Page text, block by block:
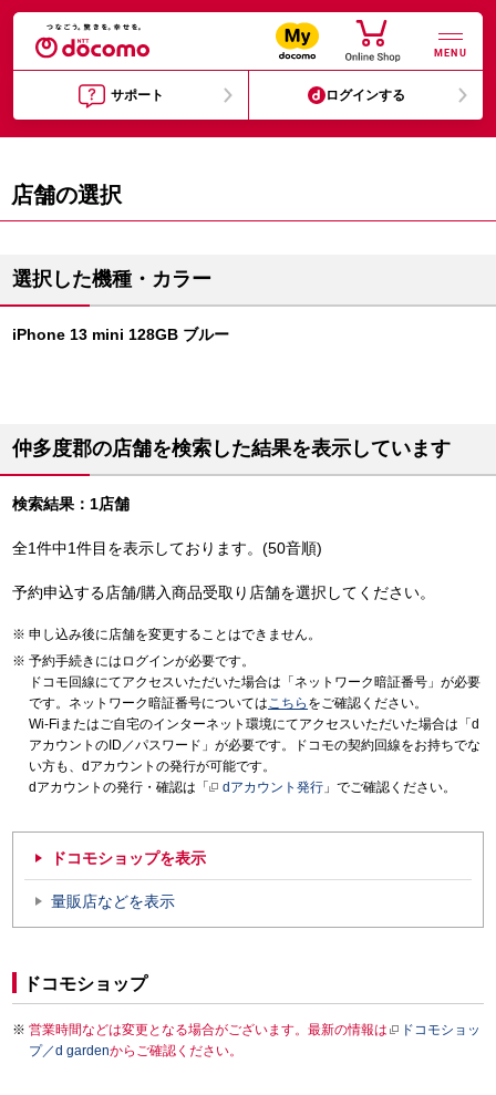
MENU
サポート ログインする
店舗の選択
選択した機種・カラー
iPhone 13 mini 128GB ブルー
仲多度郡の店舗を検索した結果を表示しています
検索結果：1店舗
全1件中1件目を表示しております。(50音順)
予約申込する店舗/購入商品受取り店舗を選択してください。
申し込み後に店舗を変更することはできません。
予約手続きにはログインが必要です。
ドコモ回線にてアクセスいただいた場合は「ネットワーク暗証番号」が必要
です。ネットワーク暗証番号についてはこちら をご確認ください。
Wi-Fiまたはご自宅のインターネット環境にてアクセスいただいた場合は「d
アカウントのID／パスワード」が必要です。ドコモの契約回線をお持ちでな
い方も、dアカウントの発行が可能です。
dアカウントの発行・確認は「
dアカウント発行 」でご確認ください。
ドコモショップを表示
量販店などを表示
ドコモショップ
営業時間などは変更となる場合がございます。最新の情報は
ドコモショッ
プ／d gardenからご確認ください。